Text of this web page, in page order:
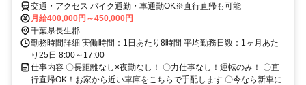
交通・アクセス バイク通勤・車通勤OK※直行直帰も可能
月給400,000円～450,000円
千葉県長生郡
勤務時間詳細 実働時間：1日あたり8時間 平均勤務日数：1ヶ月あた
り25日 8:00～17:00
仕事内容 〇長距離なし×夜勤なし！ 〇力仕事なし！運転のみ！ 〇直
行直帰OK！お家から近い車庫をこちらで手配します 〇今なら新車に